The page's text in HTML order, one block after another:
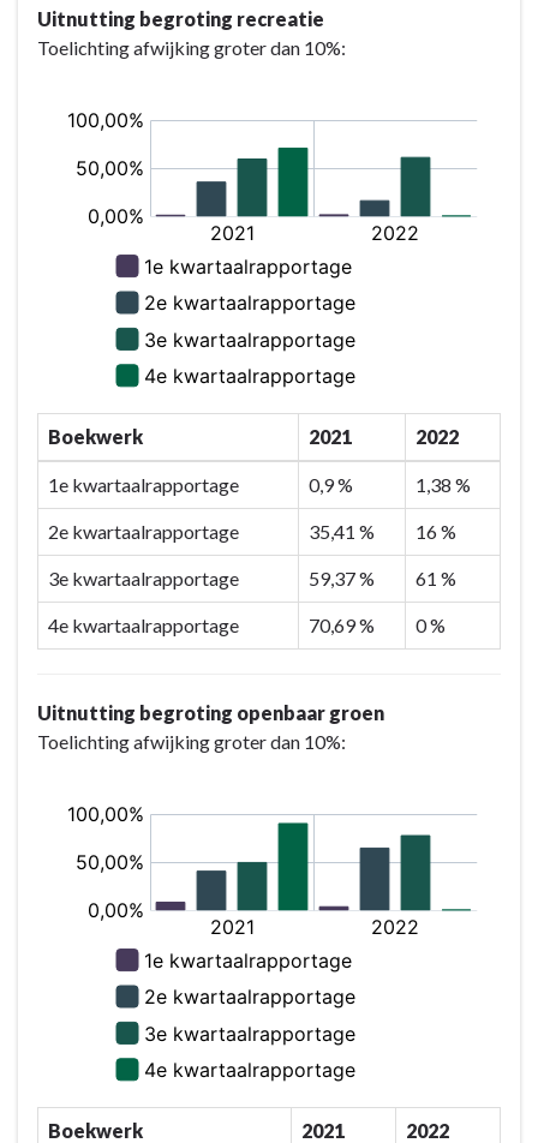
Uitnutting begroting recreatie
Toelichting afwijking groter dan 10%:
Boekwerk 2021 2022
1e kwartaalrapportage 0,9 % 1,38 %
2e kwartaalrapportage 35,41 % 16 %
3e kwartaalrapportage 59,37 % 61 %
4e kwartaalrapportage 70,69 % 0 %
Uitnutting begroting openbaar groen
Toelichting afwijking groter dan 10%:
Boekwerk 2021 2022